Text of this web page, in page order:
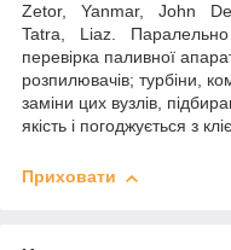
Zetor, Yanmar, John
Tatra, Liaz. Паралельно
перевірка паливної
розпилювачів; турбіни,
заміни цих вузлів,
якість і погоджується з
Приховати